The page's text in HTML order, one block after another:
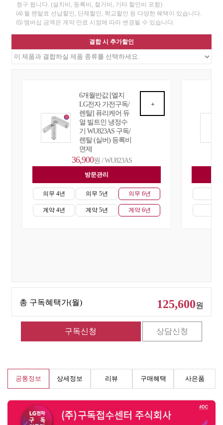
청구 됩니다. (설치비, 등록비, 철거비, 기타 할인비 포함)
⑷ 월 렌탈료 선납할인, 단체할인, 학교할인 등 다양한 혜택이 있습니다.
⑸ 맴버십 금액은 계약 만료 시점에 따라 변경될 수 있습니다.
결합 시 추가할인
6개월반값 [엘지
LG전자 가전구독/
렌탈] 퓨리케어 듀
얼 빌트인 냉정수
기 WU823AS 구독/
렌탈 (실버) 등록비
면제
+
36,900원 / WU823AS
방문관리
의무 4년
계약 4년
의무 5년
계약 5년
의무 6년
계약 6년
총 구독혜택가(월) 125,600원
공통정보 상세정보 리뷰 구매혜택 사은품